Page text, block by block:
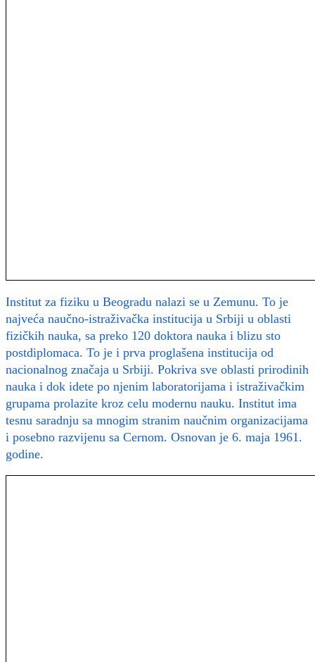
Institut za fiziku u Beogradu nalazi se u Zemunu. To je
najveća naučno-istraživačka institucija u Srbiji u oblasti
fizičkih nauka, sa preko 120 doktora nauka i blizu sto
postdiplomaca. To je i prva proglašena institucija od
nacionalnog značaja u Srbiji. Pokriva sve oblasti prirodinih
nauka i dok idete po njenim laboratorijama i istraživačkim
grupama prolazite kroz celu modernu nauku. Institut ima
tesnu saradnju sa mnogim stranim naučnim organizacijama
i posebno razvijenu sa Cernom. Osnovan je 6. maja 1961.
godine.